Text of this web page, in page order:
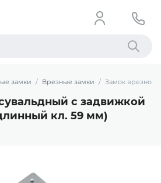
Найти
замки Врезные замки Замок врезной
с задвижкой
кл. 59 мм)